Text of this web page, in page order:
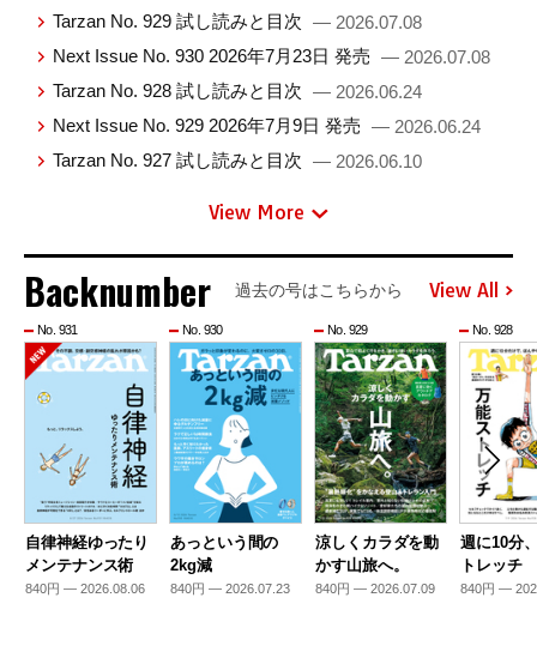
Tarzan No. 929 試し読みと目次 — 2026.07.08
Next Issue No. 930 2026年7月23日 発売 — 2026.07.08
Tarzan No. 928 試し読みと目次 — 2026.06.24
Next Issue No. 929 2026年7月9日 発売 — 2026.06.24
Tarzan No. 927 試し読みと目次 — 2026.06.10
View More
Backnumber 過去の号はこちらから View All
No. 931
自律神経ゆったり
メンテナンス術
840円 — 2026.08.06
No. 930
あっという間の
2kg減
840円 — 2026.07.23
No. 929
涼しくカラダを動
かす山旅へ。
840円 — 2026.07.09
No. 928
週に10分
トレッチ
840円 —